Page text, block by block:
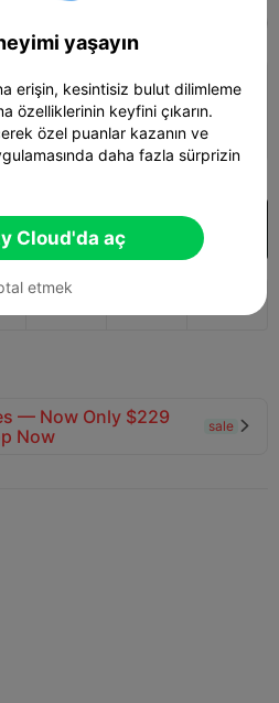
3 walls, 15% infill
56s  1 plates
Creality Cloud'da aç
— Now Only $229
Now
sale 
yaşayın
erişin, kesintisiz bulut dilimleme
özelliklerinin keyfini çıkarın.
özel puanlar kazanın ve
daha fazla sürprizin
Cloud'da aç
etmek